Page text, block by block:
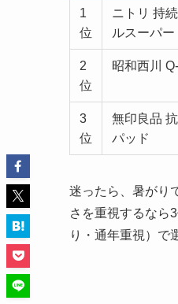
1
位
ニトリ 持
ルスーパー
2
位
昭和西川
3
位
無印良品
パッド
迷ったら、暑がり
さを重視するなら
り・通年重視）で